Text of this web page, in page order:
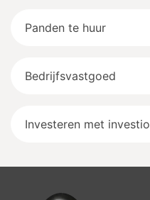
3500
Panden te huur
Bedrijfsvastgoed
Investeren met investio